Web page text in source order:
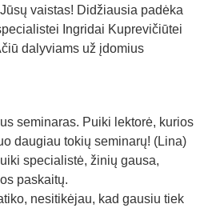
vaistas! Didžiausia padėka
Ingridai Kuprevičiūtei
dalyviams už įdomius
seminaras. Puiki lektorė, kurios
daugiau tokių seminarų! (Lina)
specialistė, žinių gausa,
paskaitų.
nesitikėjau, kad gausiu tiek